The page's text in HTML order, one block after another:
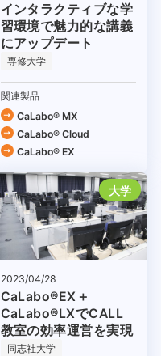
インタラクティブな学
習環境で魅力的な講義
にアップデート
専修大学
関連製品
CaLabo® MX
CaLabo®︎ Cloud
CaLabo® EX
大学
2023/04/28
CaLabo®EX＋
CaLabo®LXでCALL
教室の効率運営を実現
同志社大学